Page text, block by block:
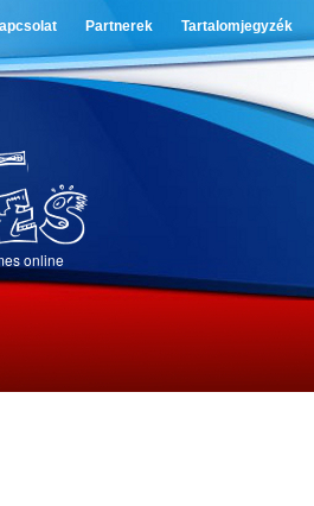
Partnerek Tartalomjegyzék
online